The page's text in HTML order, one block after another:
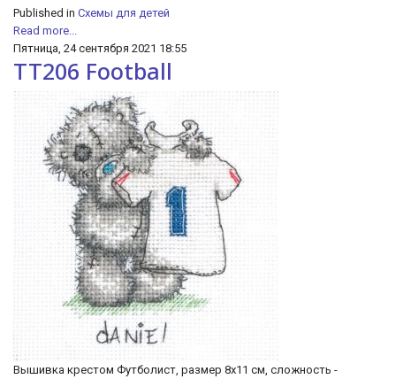
Published in Схемы для детей
Read more...
Пятница, 24 сентября 2021 18:55
TT206 Football
Вышивка крестом Футболист, размер 8х11 см, сложность -